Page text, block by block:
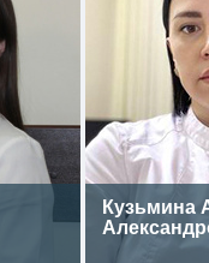
Кузьмина